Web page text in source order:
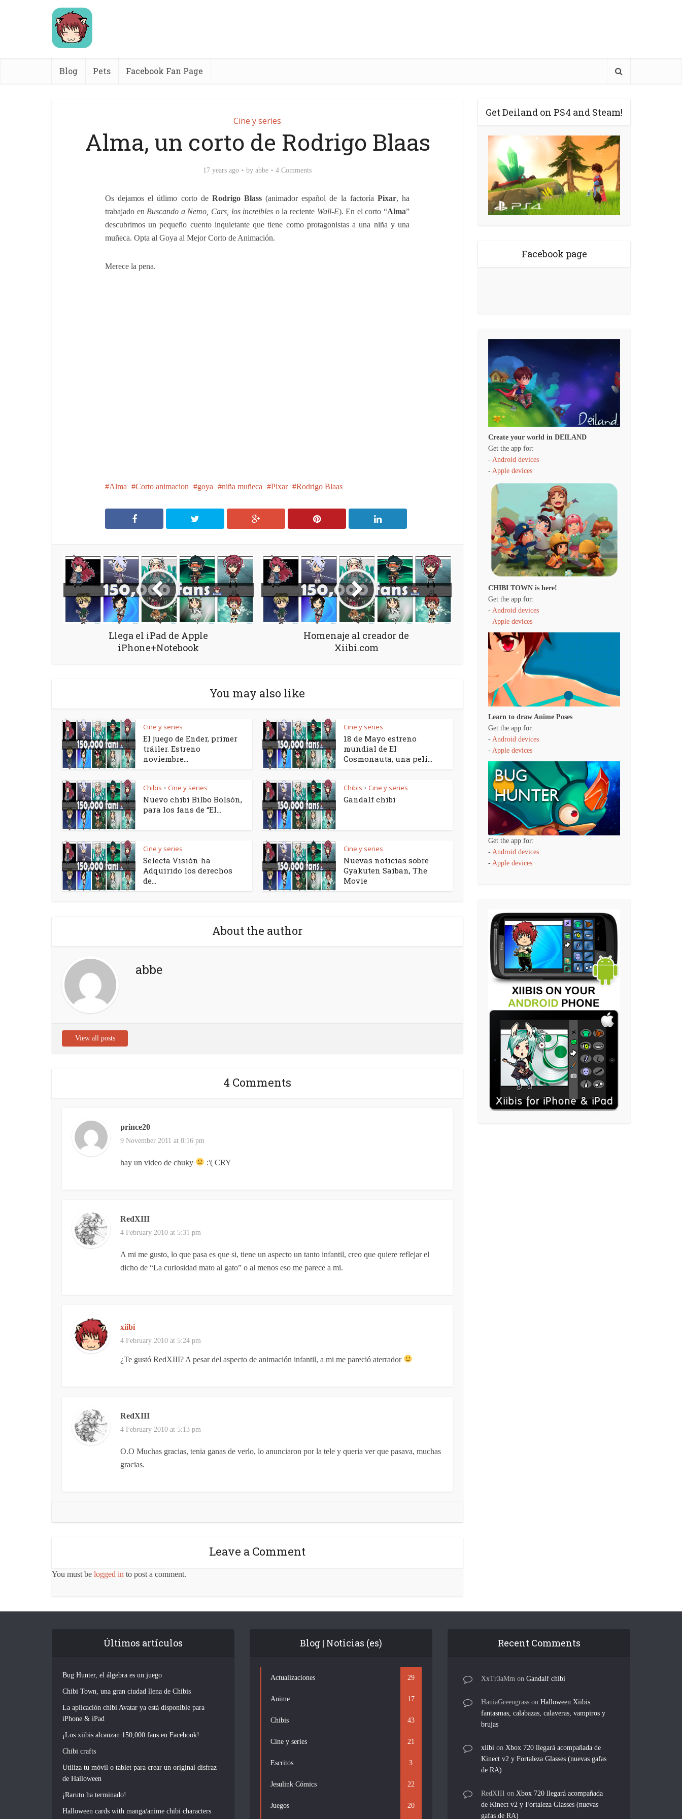
Blog Pets Facebook Fan Page
Cine y series
Alma, un corto de Rodrigo Blaas
17 years ago by abbe 4 Comments
Os dejamos el útlimo corto de Rodrigo Blass (animador español de la factoría Pixar, ha
trabajado en Buscando a Nemo, Cars, los increibles o la reciente Wall-E). En el corto “Alma”
descubrimos un pequeño cuento inquietante que tiene como protagonistas a una niña y una
muñeca. Opta al Goya al Mejor Corto de Animación.
Merece la pena.
Alma Corto animacion goya niña muñeca Pixar Rodrigo Blaas
Llega el iPad de Apple
iPhone+Notebook
Homenaje al creador de
Xiibi.com
You may also like
Cine y series
El juego de Ender, primer
tráiler. Estreno
noviembre...
Cine y series
18 de Mayo estreno
mundial de El
Cosmonauta, una peli...
Chibis • Cine y series
Nuevo chibi Bilbo Bolsón,
para los fans de “El...
Chibis • Cine y series
Gandalf chibi
Cine y series
Selecta Visión ha
Adquirido los derechos
de...
Cine y series
Nuevas noticias sobre
Gyakuten Saiban, The
Movie
About the author
abbe
View all posts
4 Comments
prince20
9 November 2011 at 8:16 pm
hay un video de chuky :'( CRY
RedXIII
4 February 2010 at 5:31 pm
A mi me gusto, lo que pasa es que si, tiene un aspecto un tanto infantil, creo que quiere reflejar el
dicho de “La curiosidad mato al gato” o al menos eso me parece a mi.
xiibi
4 February 2010 at 5:24 pm
¿Te gustó RedXIII? A pesar del aspecto de animación infantil, a mi me pareció aterrador
RedXIII
4 February 2010 at 5:13 pm
O.O Muchas gracias, tenia ganas de verlo, lo anunciaron por la tele y queria ver que pasava, muchas
gracias.
Leave a Comment
You must be logged in to post a comment.
Get Deiland on PS4 and Steam!
Facebook page
Create your world in DEILAND
Get the app for:
- Android devices
- Apple devices
CHIBI TOWN is here!
Get the app for:
- Android devices
- Apple devices
Learn to draw Anime Poses
Get the app for:
- Android devices
- Apple devices
Get the app for:
- Android devices
- Apple devices
Últimos artículos
Bug Hunter, el álgebra es un juego
Chibi Town, una gran ciudad llena de Chibis
La aplicación chibi Avatar ya está disponible para
iPhone & iPad
¡Los xiibis alcanzan 150,000 fans en Facebook!
Chibi crafts
Utiliza tu móvil o tablet para crear un original disfraz
de Halloween
¡Raruto ha terminado!
Halloween cards with manga/anime chibi characters
Blog | Noticias (es)
Actualizaciones 29
Anime 17
Chibis 43
Cine y series 21
Escritos 3
Jesulink Cómics 22
Juegos 20
Recent Comments
XxTr3aMm onGandalf chibi
HaniaGreengrass onHalloween Xiibis:
fantasmas, calabazas, calaveras, vampiros y
brujas
xiibi on Xbox 720 llegará acompañada de
Kinect v2 y Fortaleza Glasses (nuevas gafas
de RA)
RedXIII on Xbox 720 llegará acompañada
de Kinect v2 y Fortaleza Glasses (nuevas
gafas de RA)